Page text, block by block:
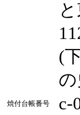
(
焼付台帳番号 c-